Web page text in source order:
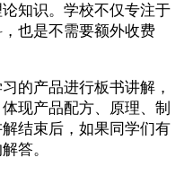
知识。学校不仅专注于
也是不需要额外收费
的产品进行板书讲解，
现产品配方、原理、制
结束后，如果同学们有
答。